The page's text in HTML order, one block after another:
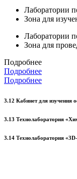
Лаборатории
Зона для
Лаборатории
Зона для
Подробнее
Подробнее
Подробнее
3.12 Кабинет для изучения
3.13 Технолаборатория
3.14 Технолаборатория